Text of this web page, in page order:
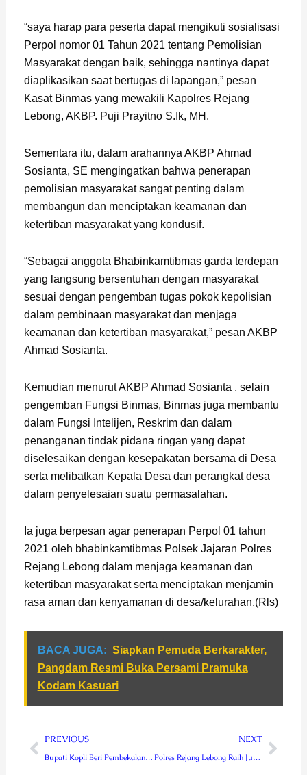
“saya harap para peserta dapat mengikuti sosialisasi
Perpol nomor 01 Tahun 2021 tentang Pemolisian
Masyarakat dengan baik, sehingga nantinya dapat
diaplikasikan saat bertugas di lapangan,” pesan
Kasat Binmas yang mewakili Kapolres Rejang
Lebong, AKBP. Puji Prayitno S.Ik, MH.
Sementara itu, dalam arahannya AKBP Ahmad
Sosianta, SE mengingatkan bahwa penerapan
pemolisian masyarakat sangat penting dalam
membangun dan menciptakan keamanan dan
ketertiban masyarakat yang kondusif.
“Sebagai anggota Bhabinkamtibmas garda terdepan
yang langsung bersentuhan dengan masyarakat
sesuai dengan pengemban tugas pokok kepolisian
dalam pembinaan masyarakat dan menjaga
keamanan dan ketertiban masyarakat,” pesan AKBP
Ahmad Sosianta.
Kemudian menurut AKBP Ahmad Sosianta , selain
pengemban Fungsi Binmas, Binmas juga membantu
dalam Fungsi Intelijen, Reskrim dan dalam
penanganan tindak pidana ringan yang dapat
diselesaikan dengan kesepakatan bersama di Desa
serta melibatkan Kepala Desa dan perangkat desa
dalam penyelesaian suatu permasalahan.
Ia juga berpesan agar penerapan Perpol 01 tahun
2021 oleh bhabinkamtibmas Polsek Jajaran Polres
Rejang Lebong dalam menjaga keamanan dan
ketertiban masyarakat serta menciptakan menjamin
rasa aman dan kenyamanan di desa/kelurahan.(Rls)
BACA JUGA: Siapkan Pemuda Berkarakter,
Pangdam Resmi Buka Persami Pramuka
Kodam Kasuari
Prev
PREVIOUS
Bupati Kopli Beri Pembekalan Kepada Anggota BPD se-Kecamatan Topos
NEXT
Polres Rejang Lebong Raih Juara I Implementasi Germas
Next